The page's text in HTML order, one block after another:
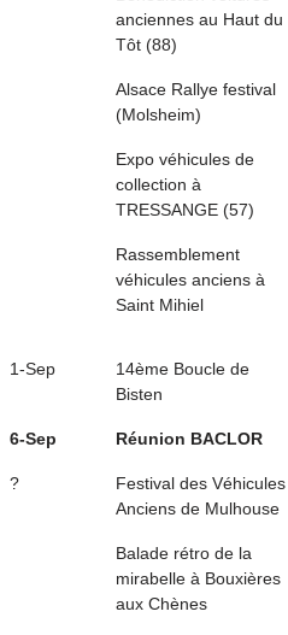
anciennes au Haut du
Tôt (88)
Alsace Rallye festival
(Molsheim)
Expo véhicules de
collection à
TRESSANGE (57)
Rassemblement
véhicules anciens à
Saint Mihiel
1-Sep
14ème Boucle de
Bisten
6-Sep Réunion BACLOR
?
Festival des Véhicules
Anciens de Mulhouse
Balade rétro de la
mirabelle à Bouxières
aux Chènes